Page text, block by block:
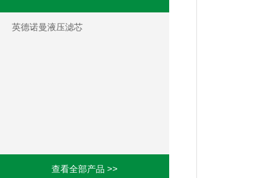
英德诺曼液压滤芯
查看全部产品 >>